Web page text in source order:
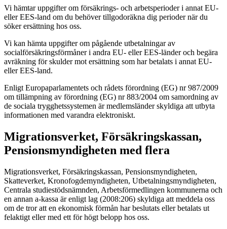
Vi hämtar uppgifter om försäkrings- och arbetsperioder i annat EU-
eller EES-land om du behöver tillgodoräkna dig perioder när du
söker ersättning hos oss.
Vi kan hämta uppgifter om pågående utbetalningar av
socialförsäkringsförmåner i andra EU- eller EES-länder och begära
avräkning för skulder mot ersättning som har betalats i annat EU-
eller EES-land.
Enligt Europaparlamentets och rådets förordning (EG) nr 987/2009
om tillämpning av förordning (EG) nr 883/2004 om samordning av
de sociala trygghetssystemen är medlemsländer skyldiga att utbyta
informationen med varandra elektroniskt.
Migrationsverket, Försäkringskassan,
Pensionsmyndigheten med flera
Migrationsverket, Försäkringskassan, Pensionsmyndigheten,
Skatteverket, Kronofogdemyndigheten, Utbetalningsmyndigheten,
Centrala studiestödsnämnden, Arbetsförmedlingen kommunerna och
en annan a-kassa är enligt lag (2008:206) skyldiga att meddela oss
om de tror att en ekonomisk förmån har beslutats eller betalats ut
felaktigt eller med ett för högt belopp hos oss.